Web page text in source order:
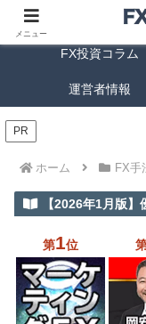
FX商材ランキン
FX投資コラム
運営者情報
PR
ホーム FX手
【2026年1月版
第1位
メニュー